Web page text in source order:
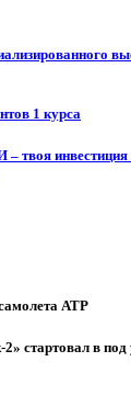
1 курса
твоя
ATP
стартовал в